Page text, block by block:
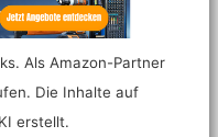
Als Amazon-Partner
Die Inhalte auf
erstellt.